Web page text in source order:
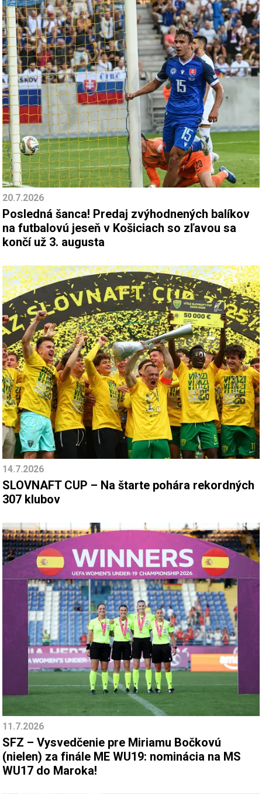
20.7.2026
Posledná šanca! Predaj zvýhodnených balíkov
na futbalovú jeseň v Košiciach so zľavou sa
končí už 3. augusta
14.7.2026
SLOVNAFT CUP – Na štarte pohára rekordných
307 klubov
11.7.2026
SFZ – Vysvedčenie pre Miriamu Bočkovú
(nielen) za finále ME WU19: nominácia na MS
WU17 do Maroka!